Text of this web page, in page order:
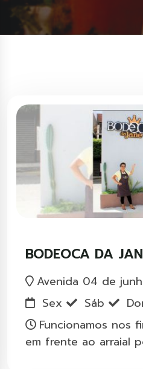
BODEOCA DA
Avenida 04 de
Sex
Sáb
Funcionamos nos
em frente ao arraial